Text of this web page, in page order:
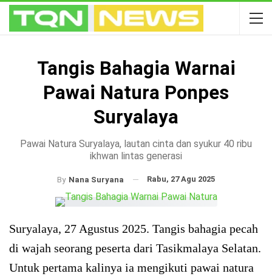
Tangis Bahagia Warnai
Pawai Natura Ponpes
Suryalaya
Pawai Natura Suryalaya, lautan cinta dan syukur 40 ribu
ikhwan lintas generasi
By Nana Suryana Rabu, 27 Agu 2025
Suryalaya, 27 Agustus 2025. Tangis bahagia pecah
di wajah seorang peserta dari Tasikmalaya Selatan.
Untuk pertama kalinya ia mengikuti pawai natura